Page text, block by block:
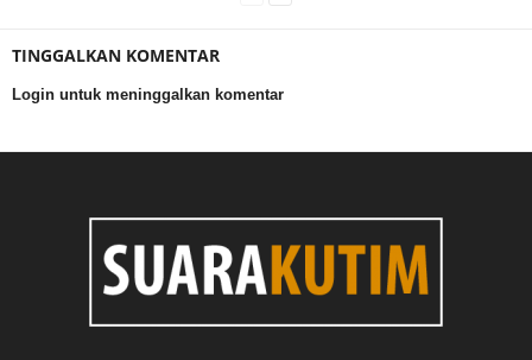
TINGGALKAN KOMENTAR
Login untuk meninggalkan komentar